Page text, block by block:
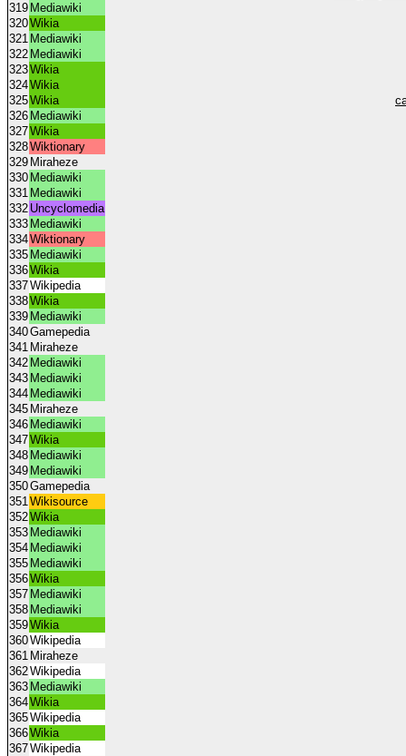
319 Mediawiki
320Wikia
321 Mediawiki
322 Mediawiki
323Wikia
324Wikia
325Wikia
326 Mediawiki
327Wikia
328Wiktionary
329 Miraheze
330 Mediawiki
331 Mediawiki
332 Uncyclomedia
333 Mediawiki
334Wiktionary
335 Mediawiki
336Wikia
337Wikipedia
338Wikia
339 Mediawiki
340Gamepedia
341 Miraheze
342 Mediawiki
343 Mediawiki
344 Mediawiki
345 Miraheze
346 Mediawiki
347Wikia
348 Mediawiki
349 Mediawiki
350Gamepedia
351Wikisource
352Wikia
353 Mediawiki
354 Mediawiki
355 Mediawiki
356Wikia
357 Mediawiki
358 Mediawiki
359Wikia
360Wikipedia
361 Miraheze
362Wikipedia
363 Mediawiki
364Wikia
365Wikipedia
366Wikia
367Wikipedia